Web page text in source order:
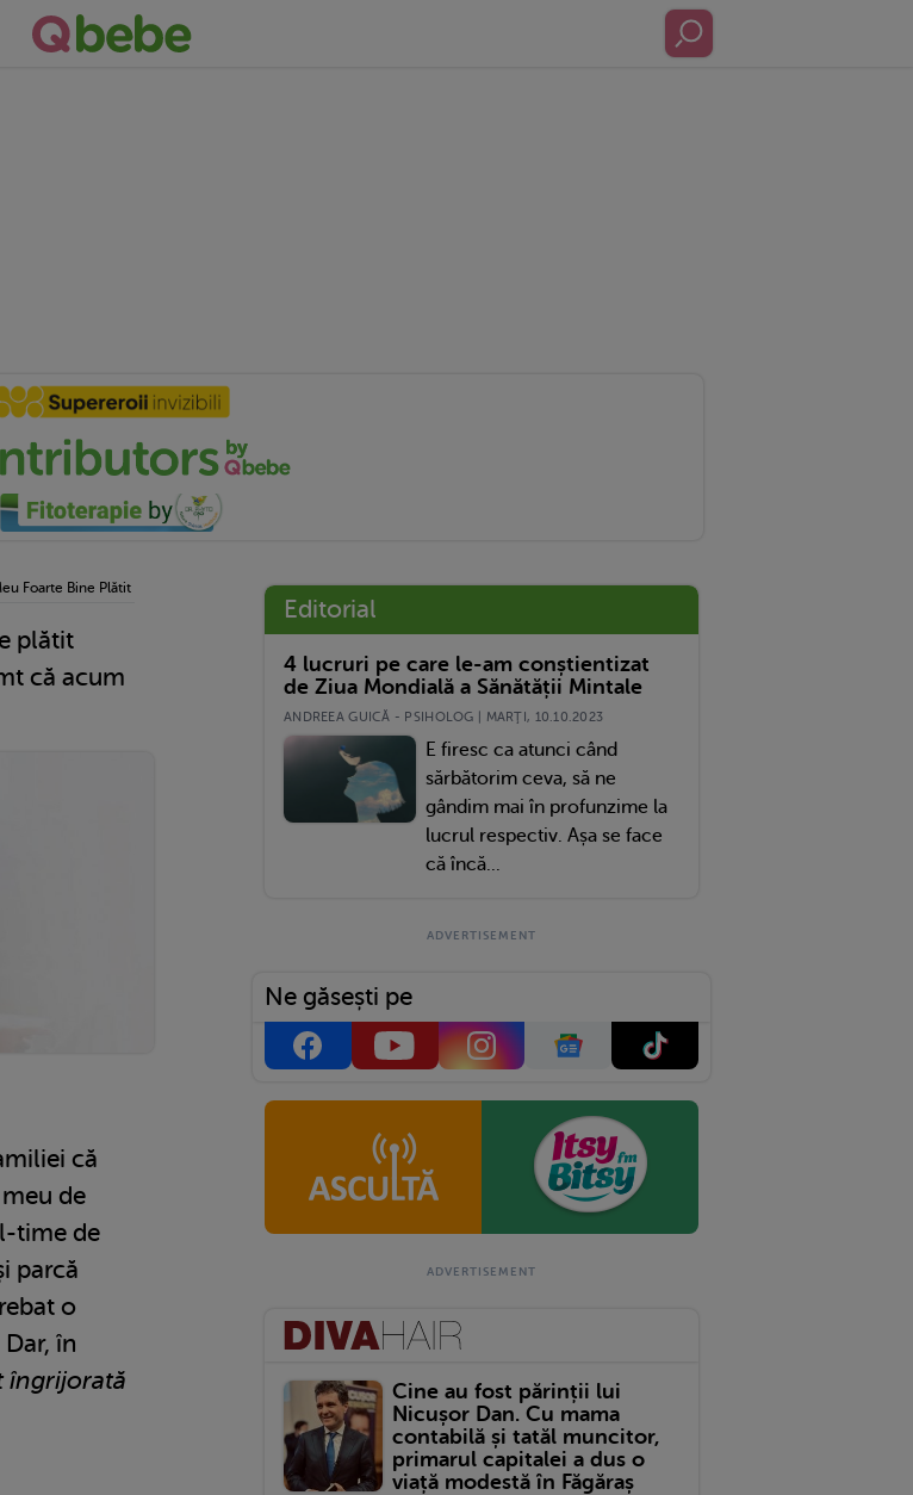
Foarte Bine Plătit Pentru A Sta Acasă Cu Copiii Mei Și Simt Că Acum Am Evoluat Mai Mult Ca Niciodată
plătit
că acum
că
de
time de
parcă
o
în
îngrijorată
Editorial
4 lucruri pe care le-am conștientizat
de Ziua Mondială a Sănătății Mintale
ANDREEA GUICĂ - PSIHOLOG | MARŢI, 10.10.2023
E firesc ca atunci când
sărbătorim ceva, să ne
gândim mai în profunzime la
lucrul respectiv. Așa se face
că încă...
Ne găsești pe
Cine au fost părinții lui
Nicușor Dan. Cu mama
contabilă și tatăl muncitor,
primarul capitalei a dus o
viață modestă în Făgăraș